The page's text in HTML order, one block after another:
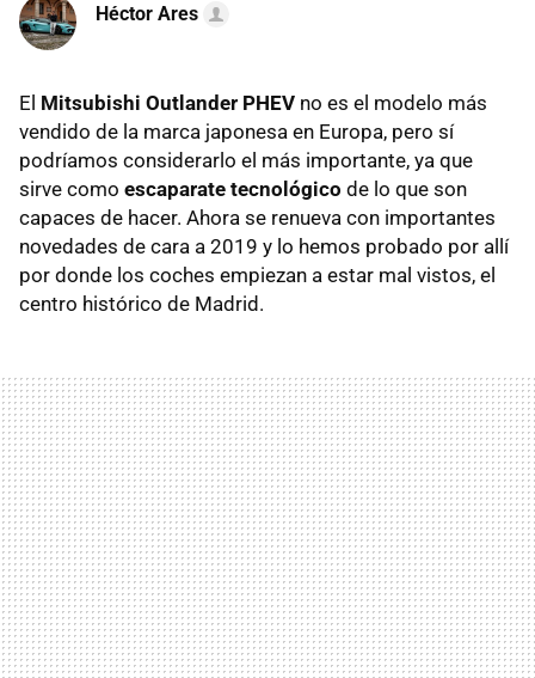
Héctor Ares
El Mitsubishi Outlander PHEV no es el modelo más
vendido de la marca japonesa en Europa, pero sí
podríamos considerarlo el más importante, ya que
sirve como escaparate tecnológico de lo que son
capaces de hacer. Ahora se renueva con importantes
novedades de cara a 2019 y lo hemos probado por allí
por donde los coches empiezan a estar mal vistos, el
centro histórico de Madrid.